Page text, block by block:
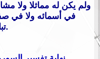
ولم يكن له مماثلا ولا
في أسمائه ولا في
تبارك وتعالى وتقدَّس.